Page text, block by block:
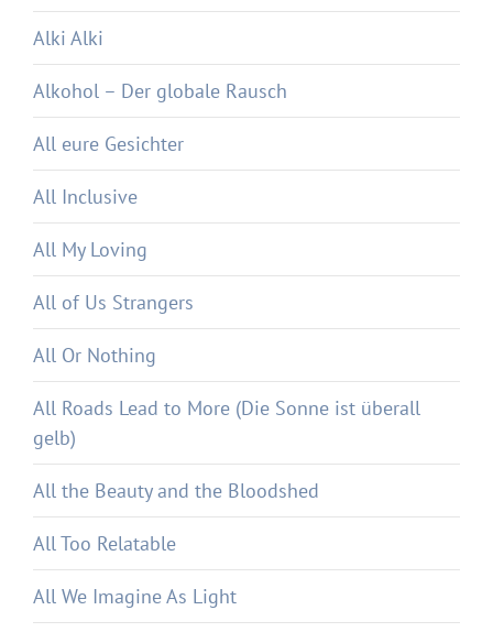
Alki Alki
Alkohol – Der globale Rausch
All eure Gesichter
All Inclusive
All My Loving
All of Us Strangers
All Or Nothing
All Roads Lead to More (Die Sonne ist überall
gelb)
All the Beauty and the Bloodshed
All Too Relatable
All We Imagine As Light